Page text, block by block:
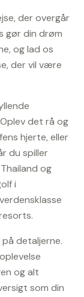
der overgår
gør din drøm
og lad os
der vil være
det rå og
hjerte, eller
du spiller
og
i
detaljerne.
og alt
som din